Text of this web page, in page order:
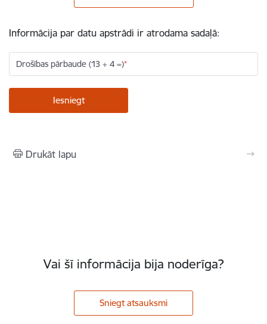
Informācija par datu apstrādi ir atrodama sadaļā:
Drošības pārbaude (13 + 4 =)
Drukāt lapu
Vai šī informācija bija noderīga?
Sniegt atsauksmi